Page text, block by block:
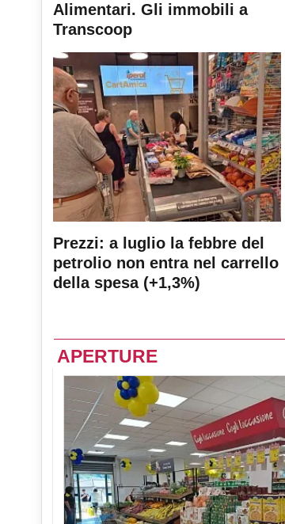
Alimentari. Gli immobili a
Transcoop
Prezzi: a luglio la febbre del
petrolio non entra nel carrello
della spesa (+1,3%)
APERTURE